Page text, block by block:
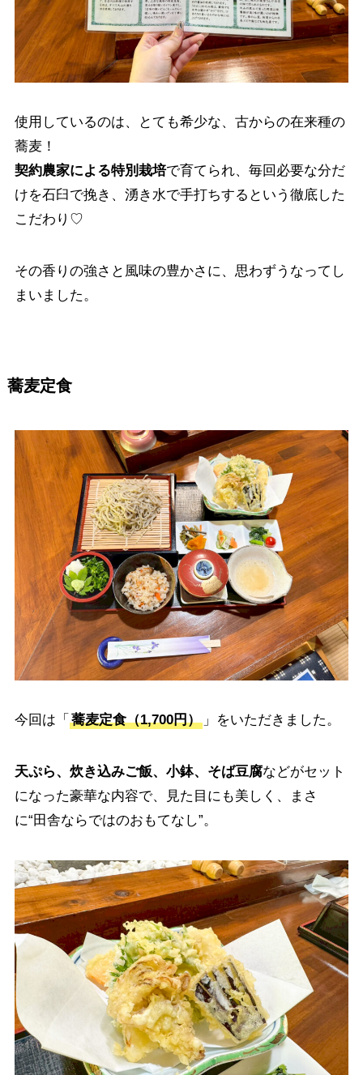
使用しているのは、とても希少な、古からの在来種の
蕎麦！
契約農家による特別栽培で育てられ、毎回必要な分だ
けを石臼で挽き、湧き水で手打ちするという徹底した
こだわり♡
その香りの強さと風味の豊かさに、思わずうなってし
まいました。
蕎麦定食
今回は「 蕎麦定食（1,700円）」をいただきました。
天ぷら、炊き込みご飯、小鉢、そば豆腐などがセット
になった豪華な内容で、見た目にも美しく、まさ
に“田舎ならではのおもてなし”。